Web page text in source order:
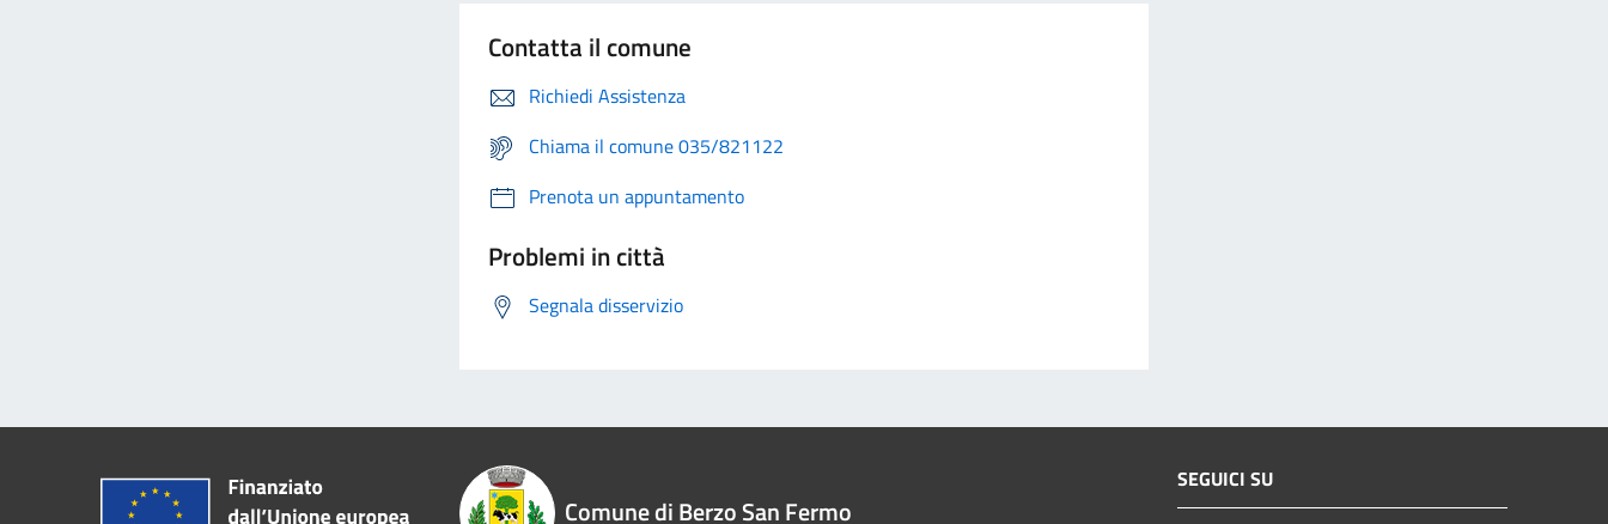
Contatta il comune
Richiedi Assistenza
Chiama il comune 035/821122
Prenota un appuntamento
Problemi in città
Segnala disservizio
Comune di Berzo San Fermo
SEGUICI SU